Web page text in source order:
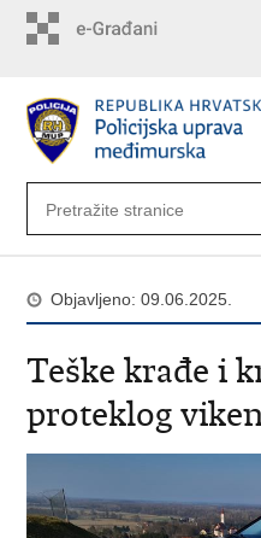
Objavljeno: 09.06.2025.
Teške krađe i
proteklog